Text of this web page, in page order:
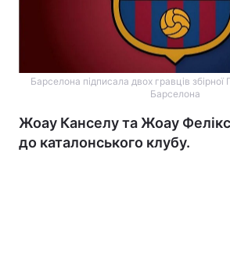
Барселона підписала двох гравців збірної
Барселона
Жоау Канселу та Жоау
до каталонського клубу.